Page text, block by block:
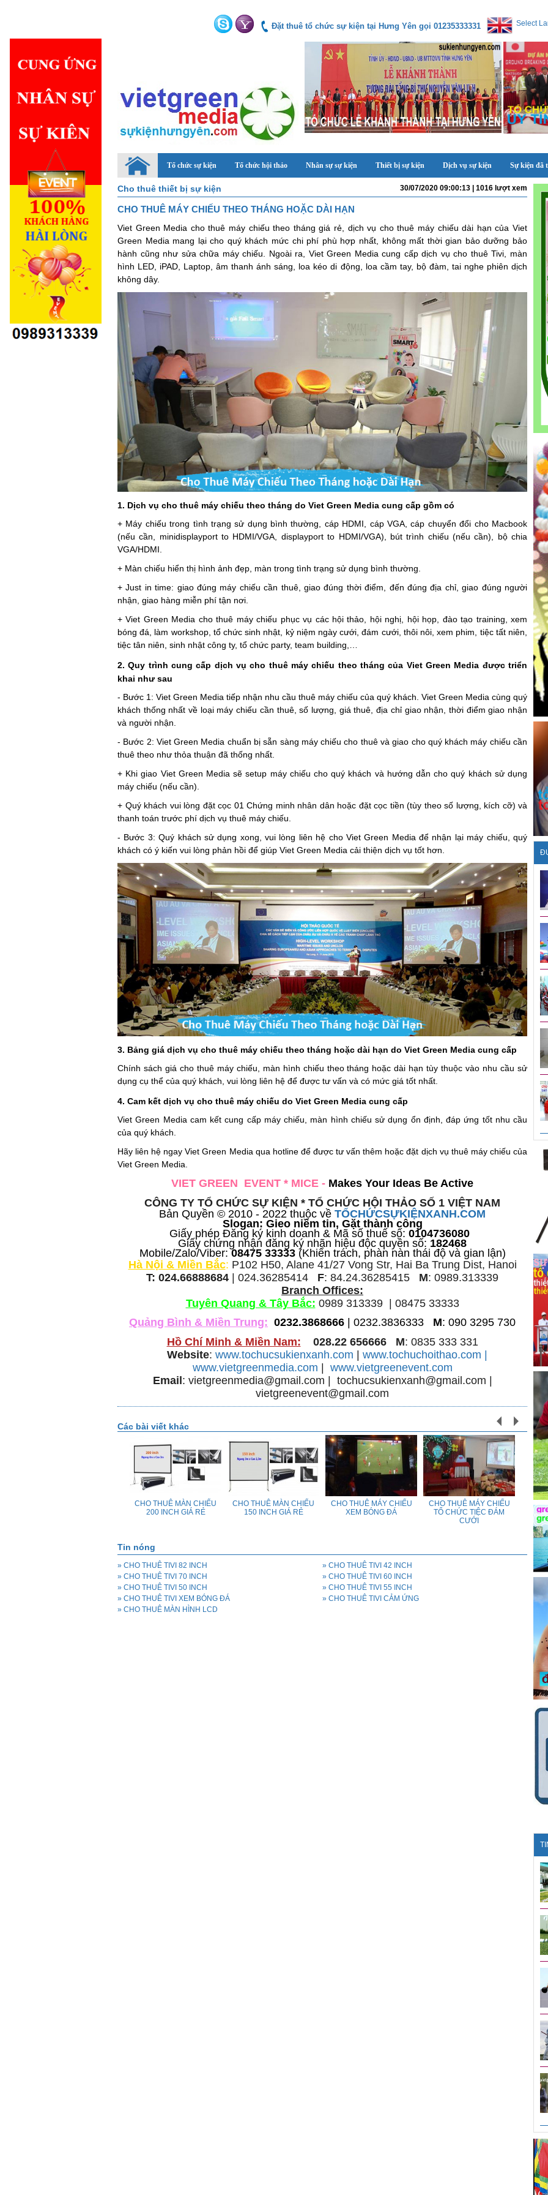
Select
Đặt thuê tổ chức sự kiện tại Hưng Yên gọi 01235333331
Tổ chức sự kiện Tổ chức hội thảo Nhân sự sự kiện Thiết bị sự kiện Dịch vụ sự kiện Sự kiện đã
Cho thuê thiết bị sự kiện 30/07/2020 09:00:13 | 1016 lượt xem
CHO THUÊ MÁY CHIẾU THEO THÁNG HOẶC DÀI HẠN
Viet Green Media cho thuê máy chiếu theo tháng giá rẻ, dịch vụ cho thuê máy chiếu dài hạn của Viet
Green Media mang lại cho quý khách mức chi phí phù hợp nhất, không mất thời gian bảo dưỡng bảo
hành cũng như sửa chữa máy chiếu. Ngoài ra, Viet Green Media cung cấp dịch vụ cho thuê Tivi, màn
hình LED, iPAD, Laptop, âm thanh ánh sáng, loa kéo di động, loa cầm tay, bộ đàm, tai nghe phiên dịch
không dây.
1. Dịch vụ cho thuê máy chiếu theo tháng do Viet Green Media cung cấp gồm có
+ Máy chiếu trong tình trạng sử dụng bình thường, cáp HDMI, cáp VGA, cáp chuyển đổi cho Macbook
(nếu cần, minidisplayport to HDMI/VGA, displayport to HDMI/VGA), bút trình chiếu (nếu cần), bộ chia
VGA/HDMI.
+ Màn chiếu hiển thị hình ảnh đẹp, màn trong tình trạng sử dụng bình thường.
+ Just in time: giao đúng máy chiếu cần thuê, giao đúng thời điểm, đến đúng địa chỉ, giao đúng người
nhận, giao hàng miễn phí tận nơi.
+ Viet Green Media cho thuê máy chiếu phục vụ các hội thảo, hội nghị, hội họp, đào tạo training, xem
bóng đá, làm workshop, tổ chức sinh nhật, kỷ niệm ngày cưới, đám cưới, thôi nôi, xem phim, tiệc tất niên,
tiệc tân niên, sinh nhật công ty, tổ chức party, team building,…
2. Quy trình cung cấp dịch vụ cho thuê máy chiếu theo tháng của Viet Green Media được triển
khai như sau
- Bước 1: Viet Green Media tiếp nhận nhu cầu thuê máy chiếu của quý khách. Viet Green Media cùng quý
khách thống nhất về loại máy chiếu cần thuê, số lượng, giá thuê, địa chỉ giao nhận, thời điểm giao nhận
và người nhận.
- Bước 2: Viet Green Media chuẩn bị sẵn sàng máy chiếu cho thuê và giao cho quý khách máy chiếu cần
thuê theo như thỏa thuận đã thống nhất.
+ Khi giao Viet Green Media sẽ setup máy chiếu cho quý khách và hướng dẫn cho quý khách sử dụng
máy chiếu (nếu cần).
+ Quý khách vui lòng đặt cọc 01 Chứng minh nhân dân hoặc đặt cọc tiền (tùy theo số lượng, kích cỡ) và
thanh toán trước phí dịch vụ thuê máy chiếu.
- Bước 3: Quý khách sử dụng xong, vui lòng liên hệ cho Viet Green Media để nhận lại máy chiếu, quý
khách có ý kiến vui lòng phản hồi để giúp Viet Green Media cải thiện dịch vụ tốt hơn.
3. Bảng giá dịch vụ cho thuê máy chiếu theo tháng hoặc dài hạn do Viet Green Media cung cấp
Chính sách giá cho thuê máy chiếu, màn hình chiếu theo tháng hoặc dài hạn tùy thuộc vào nhu cầu sử
dụng cụ thể của quý khách, vui lòng liên hệ để được tư vấn và có mức giá tốt nhất.
4. Cam kết dịch vụ cho thuê máy chiếu do Viet Green Media cung cấp
Viet Green Media cam kết cung cấp máy chiếu, màn hình chiếu sử dụng ổn định, đáp ứng tốt nhu cầu
của quý khách.
Hãy liên hệ ngay Viet Green Media qua hotline để được tư vấn thêm hoặc đặt dịch vụ thuê máy chiếu của
Viet Green Media.
VIET GREEN EVENT * MICE - Makes Your Ideas Be Active
CÔNG TY TỔ CHỨC SỰ KIỆN * TỔ CHỨC HỘI THẢO SỐ 1 VIỆT NAM
Bản Quyền © 2010 - 2022 thuộc về TỔCHỨCSỰKIỆNXANH.COM
Slogan: Gieo niềm tin, Gặt thành công
Giấy phép Đăng ký kinh doanh & Mã số thuế số: 0104736080
Giấy chứng nhận đăng ký nhãn hiệu độc quyền số: 182468
Mobile/Zalo/Viber:08475 33333(Khiển trách, phàn nàn thái độ và gian lận)
Hà Nội & Miền Bắc: P102 H50, Alane 41/27 Vong Str, Hai Ba Trung Dist, Hanoi
T: 024.66888684 | 024.36285414 F: 84.24.36285415 M: 0989.313339
Branch Offices:
Tuyên Quang & Tây Bắc: 0989 313339 | 08475 33333
Quảng Bình & Miền Trung: 0232.3868666 | 0232.3836333 M: 090 3295 730
Hồ Chí Minh & Miền Nam:
028.22 656666 M: 0835 333 331
Website: www.tochucsukienxanh.com | www.tochuchoithao.com |
www.vietgreenmedia.com | www.vietgreenevent.com
Email: vietgreenmedia@gmail.com | tochucsukienxanh@gmail.com |
vietgreenevent@gmail.com
Các bài viết khác
CHO THUÊ MÀN CHIẾU
200 INCH GIÁ RẺ
CHO THUÊ MÀN CHIẾU
150 INCH GIÁ RẺ
CHO THUÊ MÁY CHIẾU
XEM BÓNG ĐÁ
CHO THUÊ MÁY CHIẾU
TỔ CHỨC TIỆC ĐÁM
CƯỚI
CHO
Tin nóng
» CHO THUÊ TIVI 82 INCH
» CHO THUÊ TIVI 42 INCH
» CHO THUÊ TIVI 70 INCH
» CHO THUÊ TIVI 60 INCH
» CHO THUÊ TIVI 50 INCH
» CHO THUÊ TIVI 55 INCH
» CHO THUÊ TIVI XEM BÓNG ĐÁ
» CHO THUÊ TIVI CẢM ỨNG
» CHO THUÊ MÀN HÌNH LCD
Tổ chức sự kiện tiệc tất niên
thành công cho Công ty
Transimex - Saigon
Bảng giá tổ chức sinh nhật
trọn gói giá rẻ tại Hưng Yên
Ảnh đáng yêu của hot boy
mắt hí gây sốt VN Idol
Tổ chức sự kiện lễ ra mắt sản
Tổ chức sự kiện mừng ngày
tế phụ nữ 8/3
Vietnam Idol 2013 bắt đầu
tuyển sinh
Báo giá bán bóng bay sự kiện
tại Hưng Yên, cho thuê khinh
khí cầu tại Hưng Yên
Dịch vụ tặng quà Noel tại
Hưng Yên
Bán máy bắn kim tuyến tại
Bán và cho thuê đầu lân, đầu